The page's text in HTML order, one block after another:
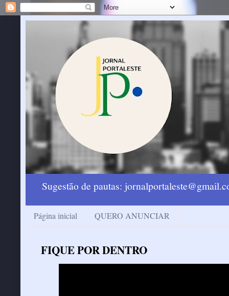
Sugestão de pautas:
Página inicial QUERO ANUNCIAR
FIQUE POR DENTRO